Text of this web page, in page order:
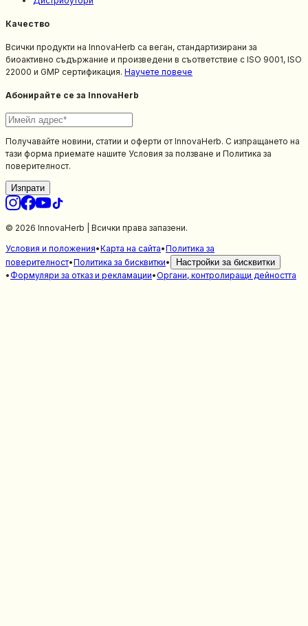
Качество
Всички продукти на InnovaHerb са веган, стандартизирани за
биоактивно съдържание и произведени в съответствие с ISO 9001, ISO
22000 и GMP сертификация. Научете повече
Абонирайте се за InnovaHerb
Получавайте новини, статии и оферти от InnovaHerb. С изпращането на
тази форма приемате нашите Условия за ползване и Политика за
поверителност.
Изпрати
© 2026 InnovaHerb | Всички права запазени.
Условия и положения•Карта на сайта•Политика за
поверителност•Политика за бисквитки•
Настройки за бисквитки
• Формуляри за отказ и рекламации•Органи, контролиращи дейността